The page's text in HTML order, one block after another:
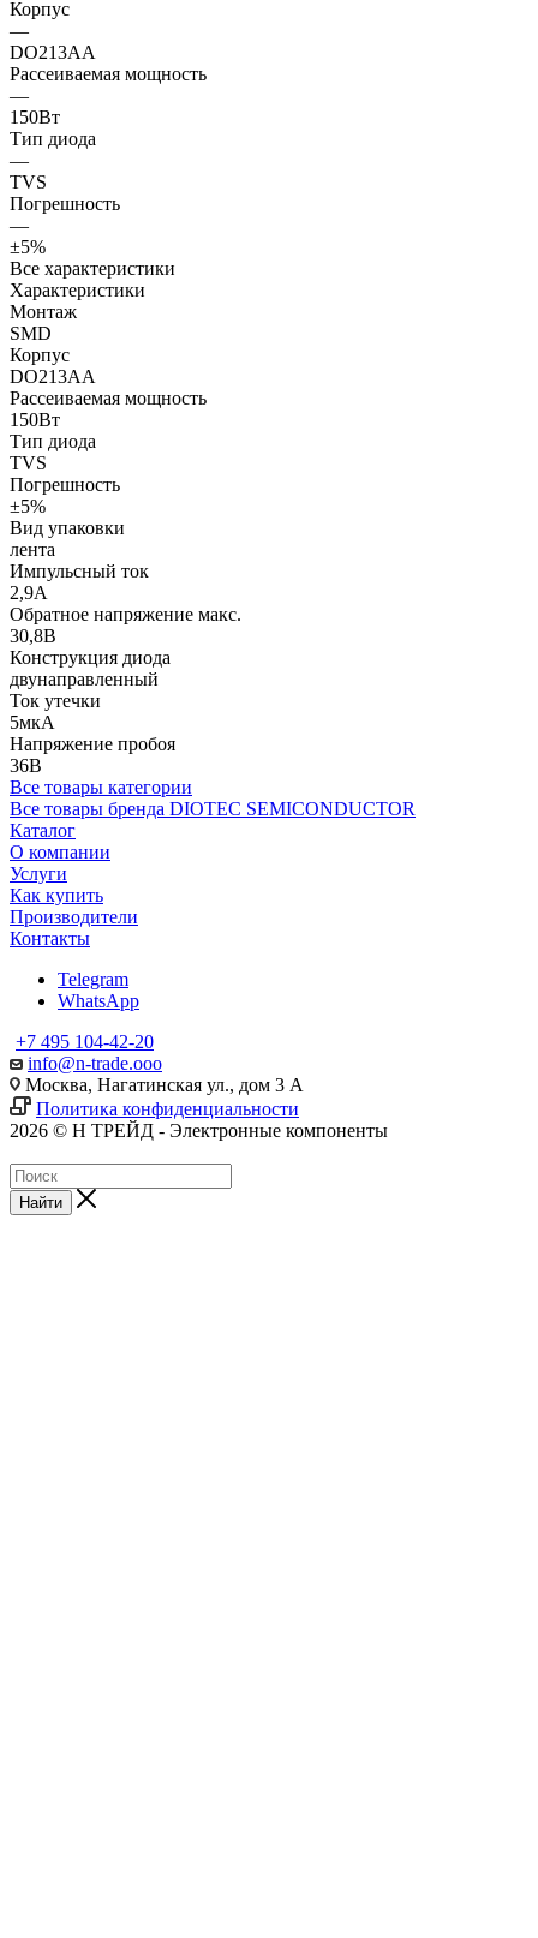
Корпус
—
DO213AA
Рассеиваемая мощность
—
150Вт
Тип диода
—
TVS
Погрешность
—
±5%
Все характеристики
Характеристики
Монтаж
SMD
Корпус
DO213AA
Рассеиваемая мощность
150Вт
Тип диода
TVS
Погрешность
±5%
Вид упаковки
лента
Импульсный ток
2,9А
Обратное напряжение макс.
30,8В
Конструкция диода
двунаправленный
Ток утечки
5мкА
Напряжение пробоя
36В
Все товары категории
Все товары бренда DIOTEC SEMICONDUCTOR
Каталог
О компании
Услуги
Как купить
Производители
Контакты
Telegram
WhatsApp
+7 495 104-42-20
info@n-trade.ooo
Москва, Нагатинская ул., дом 3 А
Политика конфиденциальности
2026 © Н ТРЕЙД - Электронные компоненты
Найти